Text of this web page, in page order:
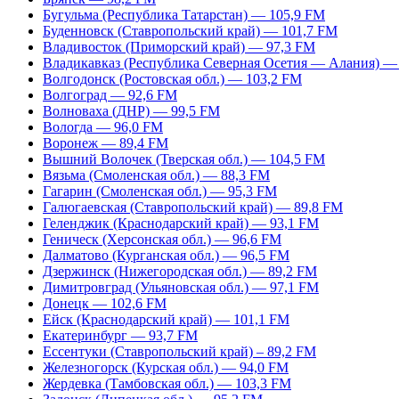
Бугульма (Республика Татарстан) — 105,9 FM
Буденновск (Ставропольский край) — 101,7 FM
Владивосток (Приморский край) — 97,3 FM
Владикавказ (Республика Северная Осетия — Алания)
Волгодонск (Ростовская обл.) — 103,2 FM
Волгоград — 92,6 FM
Волноваха (ДНР) — 99,5 FM
Вологда — 96,0 FM
Воронеж — 89,4 FM
Вышний Волочек (Тверская обл.) — 104,5 FM
Вязьма (Смоленская обл.) — 88,3 FM
Гагарин (Смоленская обл.) — 95,3 FM
Галюгаевская (Ставропольский край) — 89,8 FM
Геленджик (Краснодарский край) — 93,1 FM
Геническ (Херсонская обл.) — 96,6 FM
Далматово (Курганская обл.) — 96,5 FM
Дзержинск (Нижегородская обл.) — 89,2 FM
Димитровград (Ульяновская обл.) — 97,1 FM
Донецк — 102,6 FM
Ейск (Краснодарский край) — 101,1 FM
Екатеринбург — 93,7 FM
Ессентуки (Ставропольский край) – 89,2 FM
Железногорск (Курская обл.) — 94,0 FM
Жердевка (Тамбовская обл.) — 103,3 FM